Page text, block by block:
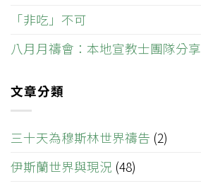
「非吃」不可
八月月禱會：本地宣教士團隊分享
文章分類
三十天為穆斯林世界禱告 (2)
伊斯蘭世界與現況 (48)